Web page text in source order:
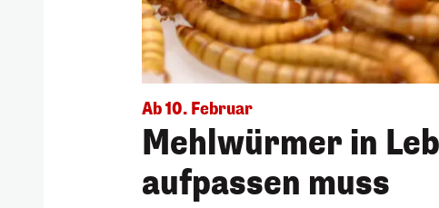
Ab 10. Februar
Mehlwürmer in
aufpassen muss